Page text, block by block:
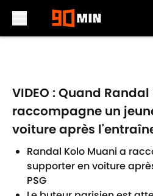
VIDEO : Quand
raccompagne un
voiture après
Randal Kolo Muani a
supporter en voiture
PSG